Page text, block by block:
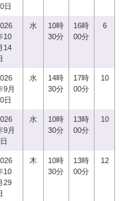
日
10
14
水
10時
30分
16時
00分
6
9月
日
水
14時
30分
17時
00分
10
9月
水
10時
30分
13時
00分
10
10
29
木
10時
30分
13時
00分
12